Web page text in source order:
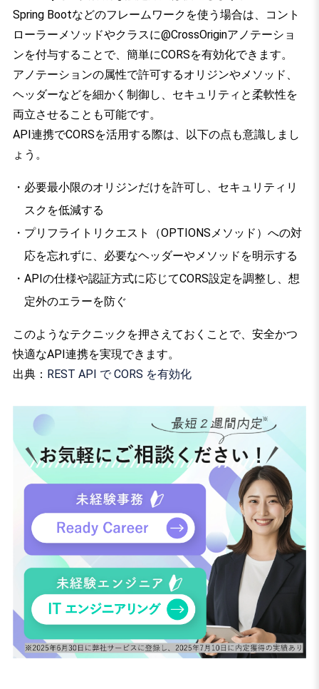
Spring Bootなどのフレームワークを使う場合は、コント
ローラーメソッドやクラスに@CrossOriginアノテーショ
ンを付与することで、簡単にCORSを有効化できます。
アノテーションの属性で許可するオリジンやメソッド、
ヘッダーなどを細かく制御し、セキュリティと柔軟性を
両立させることも可能です。
API連携でCORSを活用する際は、以下の点も意識しまし
ょう。
必要最小限のオリジンだけを許可し、セキュリティリ
スクを低減する
プリフライトリクエスト（OPTIONSメソッド）への対
応を忘れずに、必要なヘッダーやメソッドを明示する
APIの仕様や認証方式に応じてCORS設定を調整し、想
定外のエラーを防ぐ
このようなテクニックを押さえておくことで、安全かつ
快適なAPI連携を実現できます。
出典： REST API で CORS を有効化